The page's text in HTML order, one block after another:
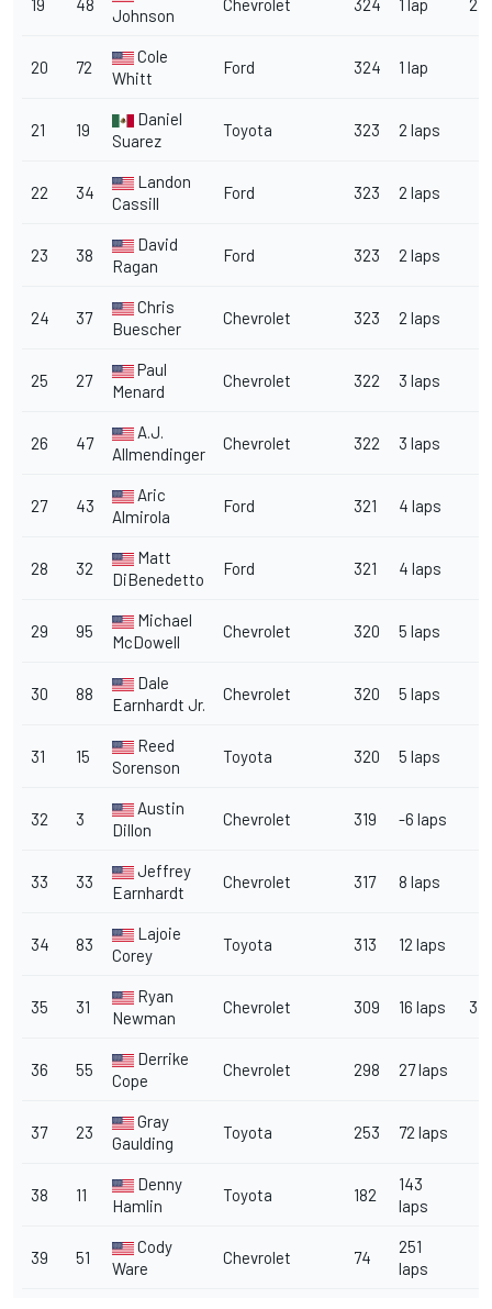
19 48
Johnson
Chevrolet 324 1 lap 2
20 72
Cole
Whitt
Ford 324 1 lap
21 19
Daniel
Suarez
Toyota 323 2 laps
22 34
Landon
Cassill
Ford 323 2 laps
23 38
David
Ragan
Ford 323 2 laps
24 37
Chris
Buescher
Chevrolet 323 2 laps
25 27
Paul
Menard
Chevrolet 322 3 laps
26 47
A.J.
Allmendinger
Chevrolet 322 3 laps
27 43
Aric
Almirola
Ford 321 4 laps
28 32
Matt
DiBenedetto
Ford 321 4 laps
29 95
Michael
McDowell
Chevrolet 320 5 laps
30 88
Dale
Earnhardt Jr.
Chevrolet 320 5 laps
31 15
Reed
Sorenson
Toyota 320 5 laps
32 3
Austin
Dillon
Chevrolet 319 -6 laps
33 33
Jeffrey
Earnhardt
Chevrolet 317 8 laps
34 83
Lajoie
Corey
Toyota 313 12 laps
35 31
Ryan
Newman
Chevrolet 309 16 laps 3
36 55
Derrike
Cope
Chevrolet 298 27 laps
37 23
Gray
Gaulding
Toyota 253 72 laps
38 11
Denny
Hamlin
Toyota 182
143
laps
39 51
Cody
Ware
Chevrolet 74
251
laps